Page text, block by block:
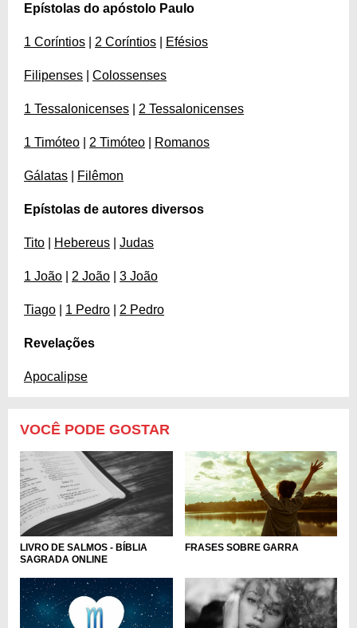
Epístolas do apóstolo Paulo
1 Coríntios 2 Coríntios Efésios
Filipenses Colossenses
1 Tessalonicenses 2 Tessalonicenses
1 Timóteo 2 Timóteo Romanos
Gálatas Filêmon
Epístolas de autores diversos
Tito Hebereus Judas
1 João 2 João 3 João
Tiago 1 Pedro 2 Pedro
Revelações
Apocalipse
VOCÊ PODE GOSTAR
LIVRO DE SALMOS - BÍBLIA
SAGRADA ONLINE
FRASES SOBRE GARRA